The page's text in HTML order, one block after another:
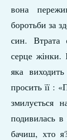
вона
боротьби за
син. Втрата
серце жінки.
яка
просить її :
змилується
подивилась в
бачиш, хто